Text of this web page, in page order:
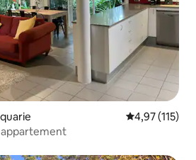
Gemiddelde
4,97 (115)
appartement